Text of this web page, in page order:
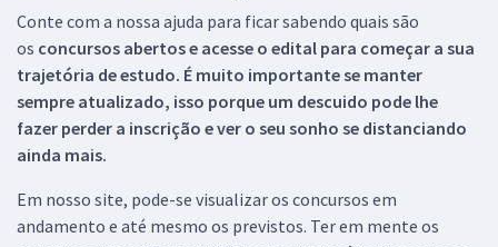
Conte com a nossa ajuda para ficar sabendo quais são
os concursos abertos e acesse o edital para começar a sua
trajetória de estudo. É muito importante se manter
sempre atualizado, isso porque um descuido pode lhe
fazer perder a inscrição e ver o seu sonho se distanciando
ainda mais.
Em nosso site, pode-se visualizar os concursos em
andamento e até mesmo os previstos. Ter em mente os